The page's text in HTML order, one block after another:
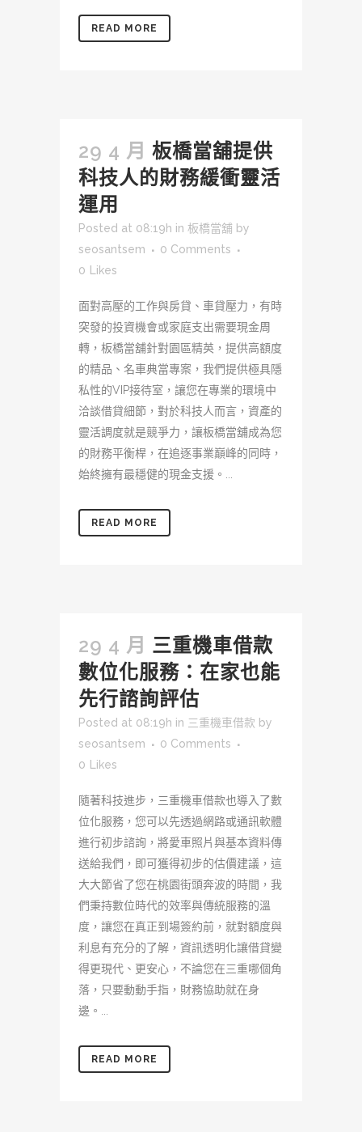
READ MORE
29 4 月 板橋當舖提供
科技人的財務緩衝靈活
運用
Posted at 08:19h in 板橋當舖 by
seosantsem
0 Comments
0 Likes
面對高壓的工作與房貸、車貸壓力，有時
突發的投資機會或家庭支出需要現金周
轉，板橋當舖針對園區精英，提供高額度
的精品、名車典當專案，我們提供極具隱
私性的VIP接待室，讓您在專業的環境中
洽談借貸細節，對於科技人而言，資產的
靈活調度就是競爭力，讓板橋當舖成為您
的財務平衡桿，在追逐事業巔峰的同時，
始終擁有最穩健的現金支援。...
READ MORE
29 4 月 三重機車借款
數位化服務：在家也能
先行諮詢評估
Posted at 08:19h in 三重機車借款 by
seosantsem
0 Comments
0 Likes
隨著科技進步，三重機車借款也導入了數
位化服務，您可以先透過網路或通訊軟體
進行初步諮詢，將愛車照片與基本資料傳
送給我們，即可獲得初步的估價建議，這
大大節省了您在桃園街頭奔波的時間，我
們秉持數位時代的效率與傳統服務的溫
度，讓您在真正到場簽約前，就對額度與
利息有充分的了解，資訊透明化讓借貸變
得更現代、更安心，不論您在三重哪個角
落，只要動動手指，財務協助就在身
邊。...
READ MORE